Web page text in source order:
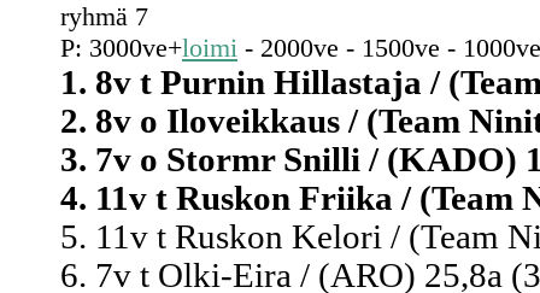
ryhmä 7
P: 3000ve+loimi - 2000ve - 1500ve -
1. 8v t Purnin Hillastaja /
2. 8v o Iloveikkaus / (Team
3. 7v o Stormr Snilli / (KADO)
4. 11v t Ruskon Friika / (Team
5. 11v t Ruskon Kelori / (Team
6. 7v t Olki-Eira / (ARO) 25,8a